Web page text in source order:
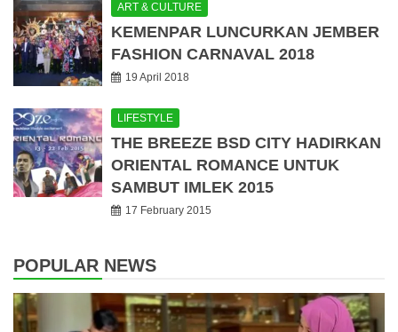
ART & CULTURE
KEMENPAR LUNCURKAN JEMBER
FASHION CARNAVAL 2018
19 April 2018
LIFESTYLE
THE BREEZE BSD CITY HADIRKAN
ORIENTAL ROMANCE UNTUK
SAMBUT IMLEK 2015
17 February 2015
POPULAR NEWS